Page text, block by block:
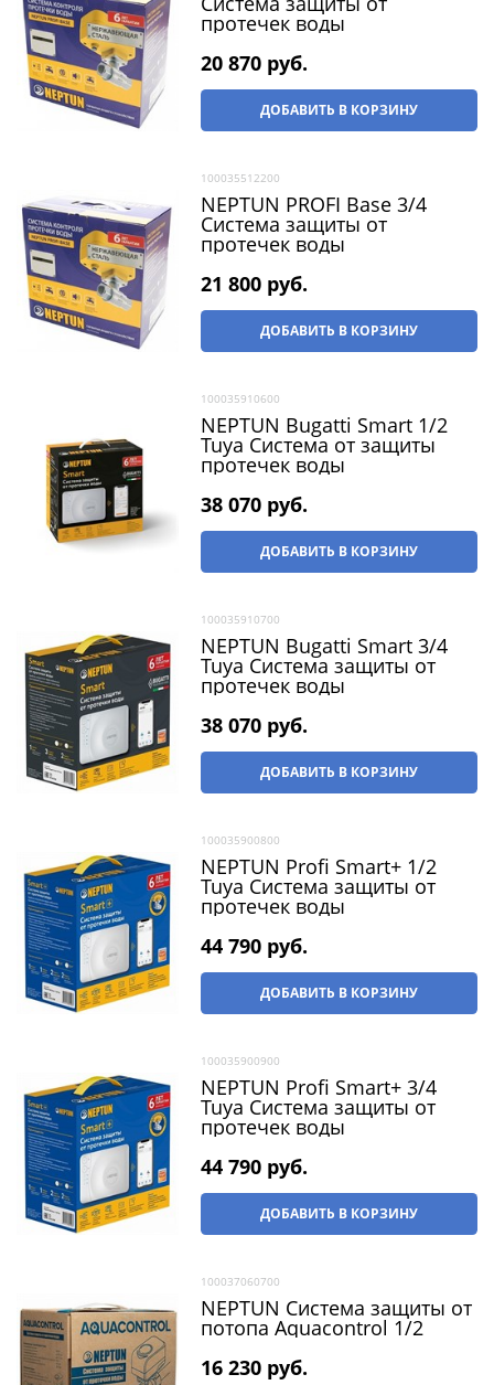
протечек воды
20 870 руб.
ДОБАВИТЬ В КОРЗИНУ
100035512200
NEPTUN PROFI Base 3/4
Система защиты от
протечек воды
21 800 руб.
ДОБАВИТЬ В КОРЗИНУ
100035910600
NEPTUN Bugatti Smart 1/2
Tuya Система от защиты
протечек воды
38 070 руб.
ДОБАВИТЬ В КОРЗИНУ
100035910700
NEPTUN Bugatti Smart 3/4
Tuya Система защиты от
протечек воды
38 070 руб.
ДОБАВИТЬ В КОРЗИНУ
100035900800
NEPTUN Profi Smart+ 1/2
Tuya Система защиты от
протечек воды
44 790 руб.
ДОБАВИТЬ В КОРЗИНУ
100035900900
NEPTUN Profi Smart+ 3/4
Tuya Система защиты от
протечек воды
44 790 руб.
ДОБАВИТЬ В КОРЗИНУ
100037060700
NEPTUN Система защиты от
потопа Aquacontrol 1/2
16 230 руб.